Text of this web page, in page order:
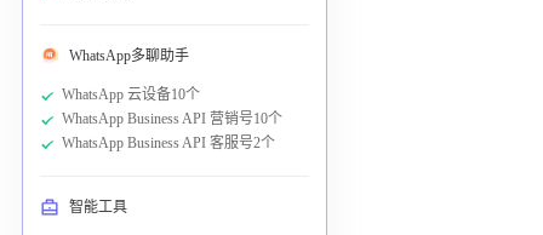
WhatsApp多聊助手
WhatsApp 云设备10个
WhatsApp Business API 营销号10个
WhatsApp Business API 客服号2个
智能工具